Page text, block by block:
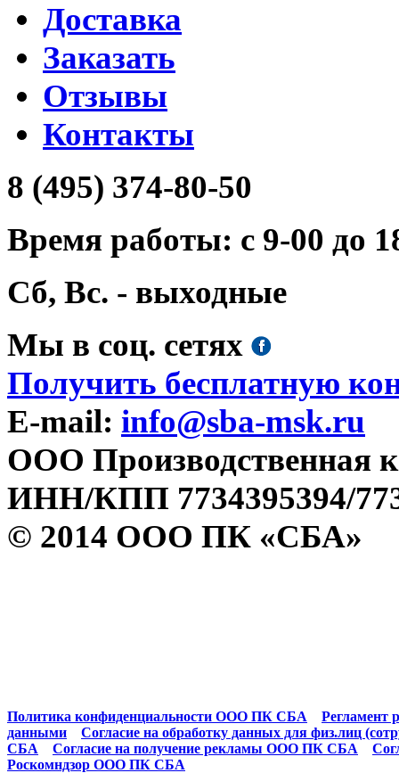
Доставка
Заказать
Отзывы
Контакты
8 (495) 374-80-50
Время работы: с 9-00 до
Сб, Вс. - выходные
Мы в соц. сетях
Получить бесплатную
E-mail: info@sba-msk.ru
ООО Производственная
ИНН/КПП 7734395394/
© 2014 ООО ПК «СБА»
Политика конфиденциальности ООО ПК СБА
Регламент
данными
Согласие на обработку данных для физ.лиц
СБА
Согласие на получение рекламы ООО ПК СБА
Роскомндзор ООО ПК СБА